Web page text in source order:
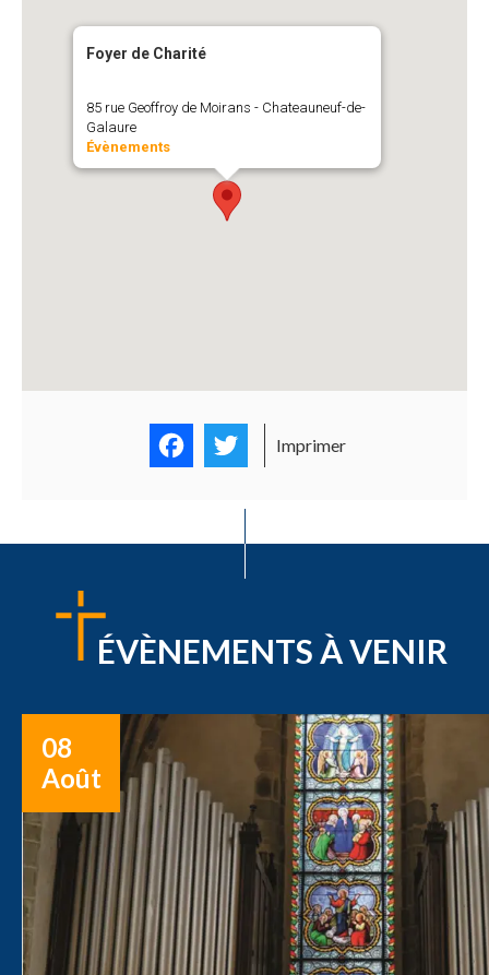
Foyer de Charité
85 rue Geoffroy de Moirans - Chateauneuf-de-
Galaure
Évènements
FacebookTwitter
Imprimer
ÉVÈNEMENTS À VENIR
08
Août